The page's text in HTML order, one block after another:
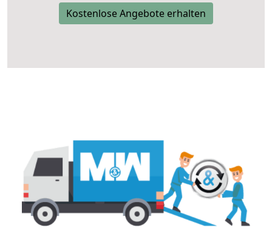
Kostenlose Angebote erhalten